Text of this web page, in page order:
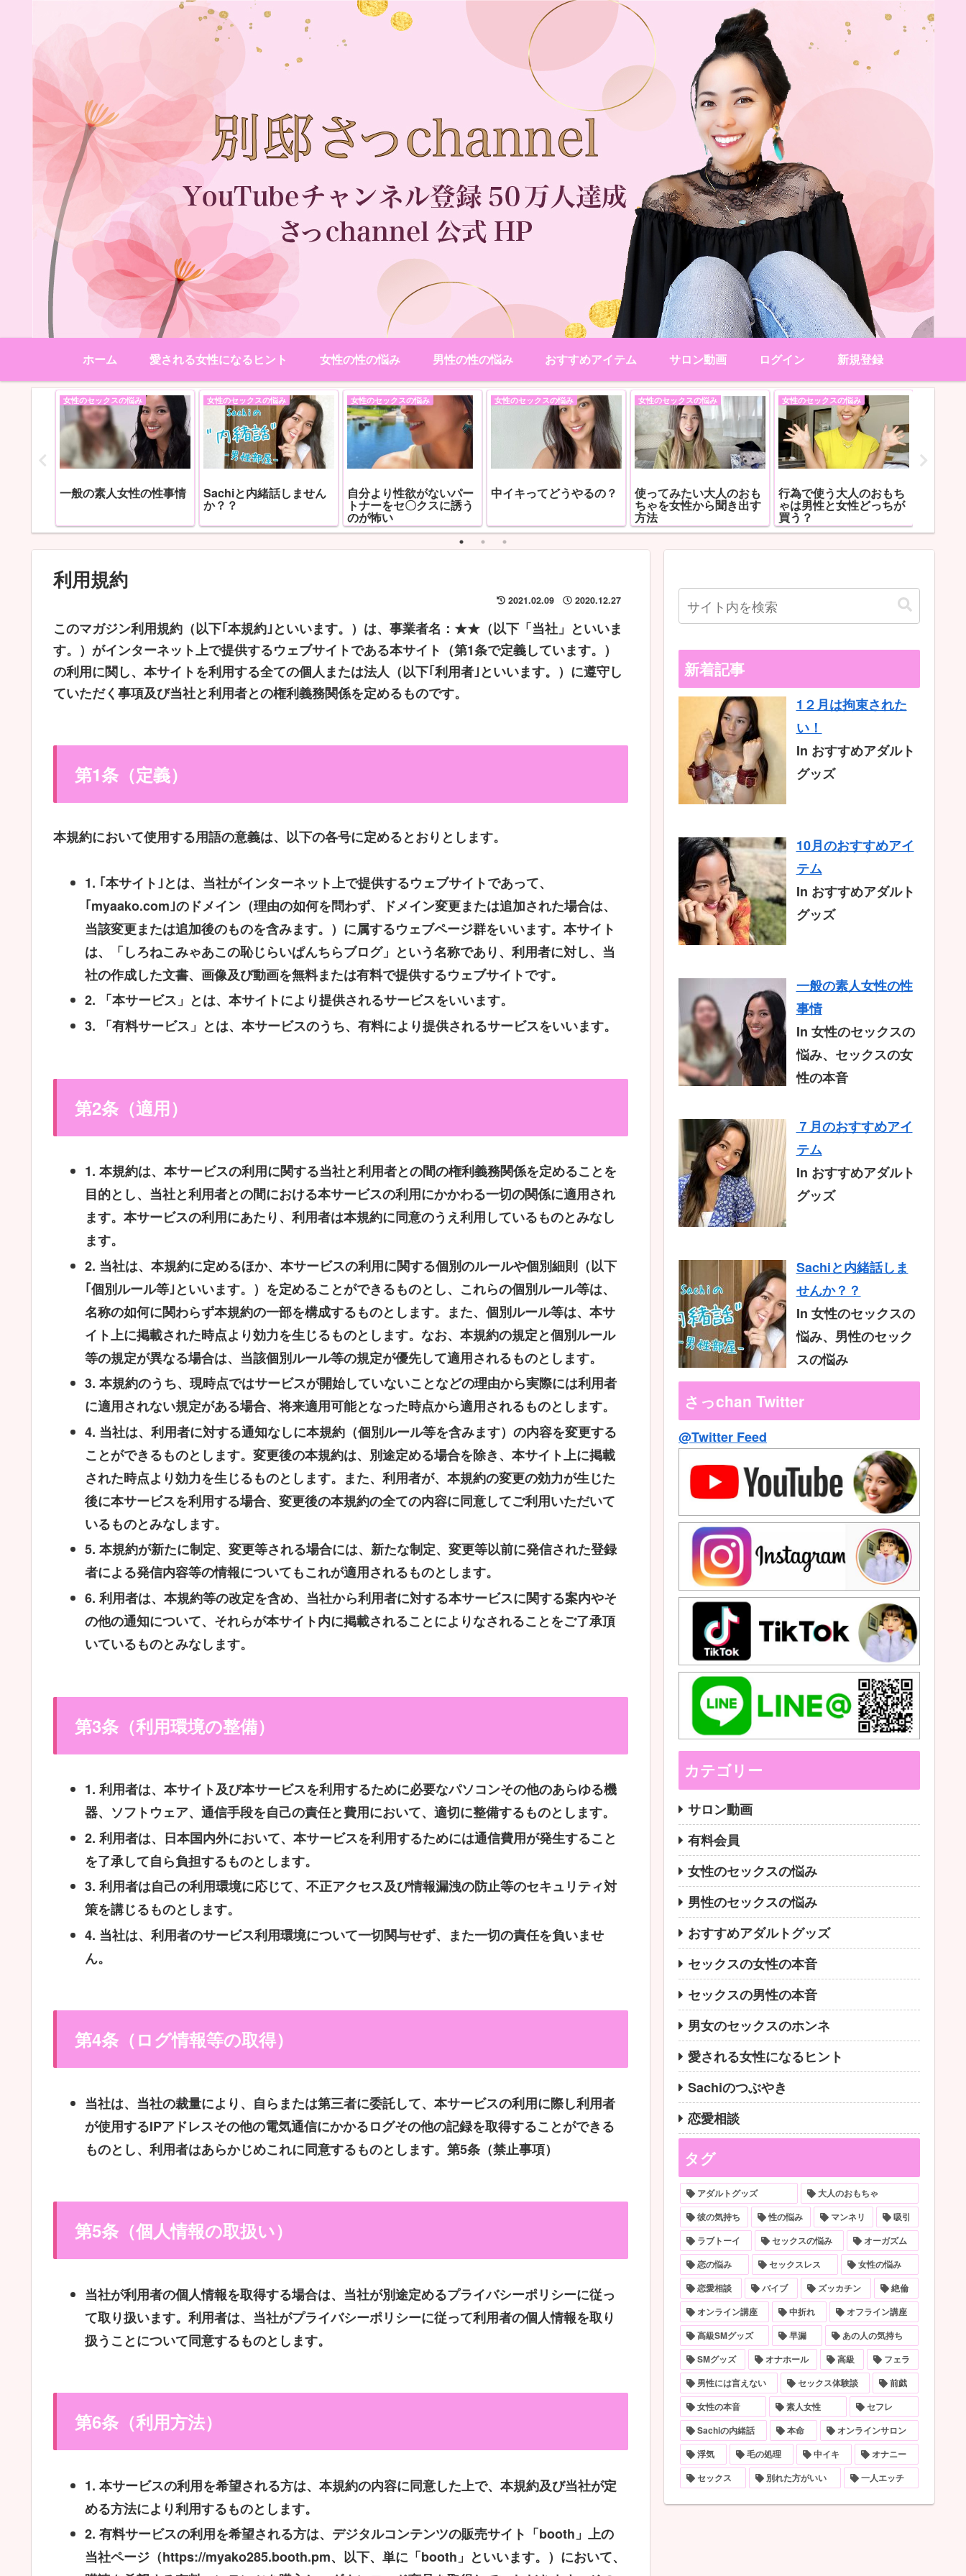
ホーム 愛される女性になるヒント 女性の性の悩み 男性の性の悩み おすすめアイテム サロン動画 ログイン 新規登録
女性のセックスの悩み
一般の素人女性の性事情
女性のセックスの悩み
Sachiと内緒話しません
か？？
女性のセックスの悩み
自分より性欲がないパー
トナーをセ〇クスに誘う
のが怖い
女性のセックスの悩み
中イキってどうやるの？
女性のセックスの悩み
使ってみたい大人のおも
ちゃを女性から聞き出す
方法
女性のセックスの悩み
行為で使う大人のおもち
ゃは男性と女性どっちが
買う？
利用規約
2021.02.09 2020.12.27
このマガジン利用規約（以下｢本規約｣といいます。）は、事業者名：★★（以下「当社」といいま
す。）がインターネット上で提供するウェブサイトである本サイト（第1条で定義しています。）
の利用に関し、本サイトを利用する全ての個人または法人（以下｢利用者｣といいます。）に遵守し
ていただく事項及び当社と利用者との権利義務関係を定めるものです。
第1条（定義）
本規約において使用する用語の意義は、以下の各号に定めるとおりとします。
1. ｢本サイト｣とは、当社がインターネット上で提供するウェブサイトであって、
｢myaako.com｣のドメイン（理由の如何を問わず、ドメイン変更または追加された場合は、
当該変更または追加後のものを含みます。）に属するウェブページ群をいいます。本サイト
は、「しろねこみゃあこの恥じらいぱんちらブログ」という名称であり、利用者に対し、当
社の作成した文書、画像及び動画を無料または有料で提供するウェブサイトです。
2. 「本サービス」とは、本サイトにより提供されるサービスをいいます。
3.
「有料サービス」とは、本サービスのうち、有料により提供されるサービスをいいます。
第2条（適用）
1. 本規約は、本サービスの利用に関する当社と利用者との間の権利義務関係を定めることを
目的とし、当社と利用者との間における本サービスの利用にかかわる一切の関係に適用され
ます。本サービスの利用にあたり、利用者は本規約に同意のうえ利用しているものとみなし
ます。
2. 当社は、本規約に定めるほか、本サービスの利用に関する個別のルールや個別細則（以下
｢個別ルール等｣といいます。）を定めることができるものとし、これらの個別ルール等は、
名称の如何に関わらず本規約の一部を構成するものとします。また、個別ルール等は、本サ
イト上に掲載された時点より効力を生じるものとします。なお、本規約の規定と個別ルール
等の規定が異なる場合は、当該個別ルール等の規定が優先して適用されるものとします。
3. 本規約のうち、現時点ではサービスが開始していないことなどの理由から実際には利用者
に適用されない規定がある場合、将来適用可能となった時点から適用されるものとします。
4. 当社は、利用者に対する通知なしに本規約（個別ルール等を含みます）の内容を変更する
ことができるものとします。変更後の本規約は、別途定める場合を除き、本サイト上に掲載
された時点より効力を生じるものとします。また、利用者が、本規約の変更の効力が生じた
後に本サービスを利用する場合、変更後の本規約の全ての内容に同意してご利用いただいて
いるものとみなします。
5. 本規約が新たに制定、変更等される場合には、新たな制定、変更等以前に発信された登録
者による発信内容等の情報についてもこれが適用されるものとします。
6. 利用者は、本規約等の改定を含め、当社から利用者に対する本サービスに関する案内やそ
の他の通知について、それらが本サイト内に掲載されることによりなされることをご了承頂
いているものとみなします。
第3条（利用環境の整備）
1. 利用者は、本サイト及び本サービスを利用するために必要なパソコンその他のあらゆる機
器、ソフトウェア、通信手段を自己の責任と費用において、適切に整備するものとします。
2. 利用者は、日本国内外において、本サービスを利用するためには通信費用が発生すること
を了承して自ら負担するものとします。
3. 利用者は自己の利用環境に応じて、不正アクセス及び情報漏洩の防止等のセキュリティ対
策を講じるものとします。
4. 当社は、利用者のサービス利用環境について一切関与せず、また一切の責任を負いませ
ん。
第4条（ログ情報等の取得）
当社は、当社の裁量により、自らまたは第三者に委託して、本サービスの利用に際し利用者
が使用するIPアドレスその他の電気通信にかかるログその他の記録を取得することができる
ものとし、利用者はあらかじめこれに同意するものとします。第5条（禁止事項）
第5条（個人情報の取扱い）
当社が利用者の個人情報を取得する場合は、当社が別途定めるプライバシーポリシーに従っ
て取り扱います。利用者は、当社がプライバシーポリシーに従って利用者の個人情報を取り
扱うことについて同意するものとします。
第6条（利用方法）
1. 本サービスの利用を希望される方は、本規約の内容に同意した上で、本規約及び当社が定
める方法により利用するものとします。
2. 有料サービスの利用を希望される方は、デジタルコンテンツの販売サイト「booth」上の
当社ページ（https://myako285.booth.pm、以下、単に「booth」といいます。）において、
新着記事
1２月は拘束された
い！
In おすすめアダルト
グッズ
10月のおすすめアイ
テム
In おすすめアダルト
グッズ
一般の素人女性の性
事情
In 女性のセックスの
悩み、セックスの女
性の本音
７月のおすすめアイ
テム
In おすすめアダルト
グッズ
Sachiと内緒話しま
せんか？？
In 女性のセックスの
悩み、男性のセック
スの悩み
さっchan Twitter
@Twitter Feed
カテゴリー
サロン動画
有料会員
女性のセックスの悩み
男性のセックスの悩み
おすすめアダルトグッズ
セックスの女性の本音
セックスの男性の本音
男女のセックスのホンネ
愛される女性になるヒント
Sachiのつぶやき
恋愛相談
タグ
アダルトグッズ
大人のおもちゃ
彼の気持ち
性の悩み マンネリ
吸引
ラブトーイ
セックスの悩み
オーガズム
恋の悩み
セックスレス
女性の悩み
恋愛相談
バイブ ズッカチン
絶倫
オンライン講座
中折れ
オフライン講座
高級SMグッズ
早漏
あの人の気持ち
SMグッズ
オナホール 高級
フェラ
男性には言えない
セックス体験談
前戯
女性の本音
素人女性
セフレ
Sachiの内緒話
本命
オンラインサロン
浮気
毛の処理 中イキ
オナニー
セックス
別れた方がいい 一人エッチ